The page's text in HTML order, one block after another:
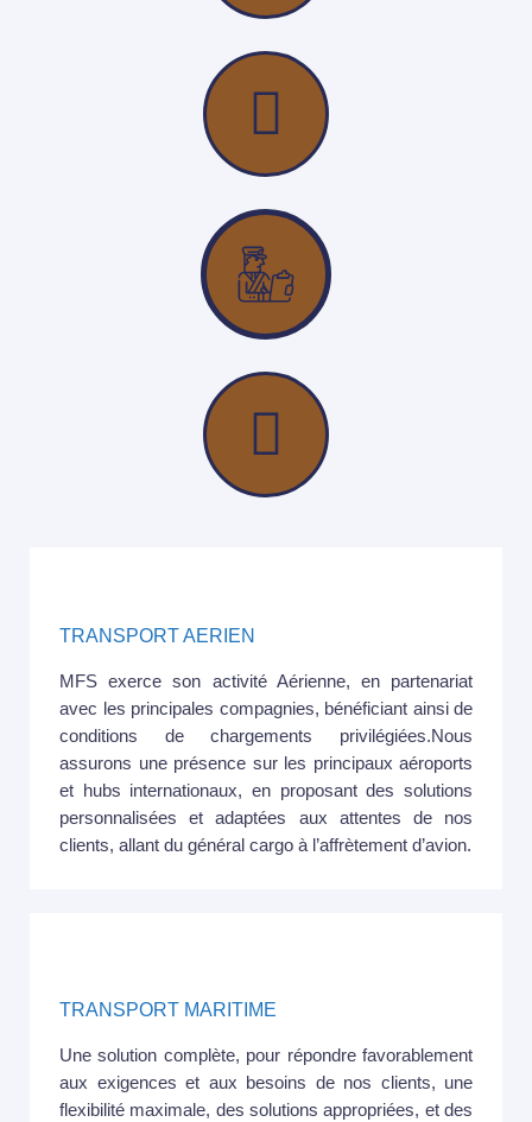
TRANSPORT AERIEN
MFS exerce son activité Aérienne, en partenariat
avec les principales compagnies, bénéficiant ainsi de
conditions de chargements privilégiées.​Nous
assurons une présence sur les principaux aéroports
et hubs internationaux, en proposant des solutions
personnalisées et adaptées aux attentes de nos
clients, allant du général cargo à l’affrètement d’avion.
TRANSPORT MARITIME
Une solution complète, pour répondre favorablement
aux exigences et aux besoins de nos clients, une
flexibilité maximale, des solutions appropriées, et des